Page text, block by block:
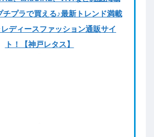
チプラで買える♪最新トレンド満載
ディースファッション通販サイ
ト！【神戸レタス】